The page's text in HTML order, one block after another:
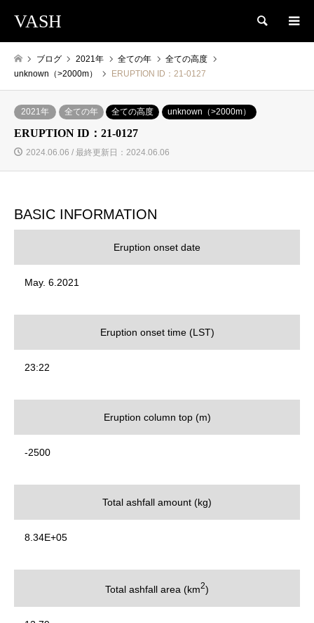
VASH 検索
ブログ 2021年 全ての年
全ての高度
unknown（>2000m）
ERUPTION ID：21-0127
2021年 全ての年 全ての高度 unknown（>2000m）
ERUPTION ID：21-0127
2024.06.06 / 最終更新日：2024.06.06
BASIC INFORMATION
Eruption onset date
May. 6.2021
Eruption onset time (LST)
23:22
Eruption column top (m)
-2500
Total ashfall amount (kg)
8.34E+05
Total ashfall area (km2)